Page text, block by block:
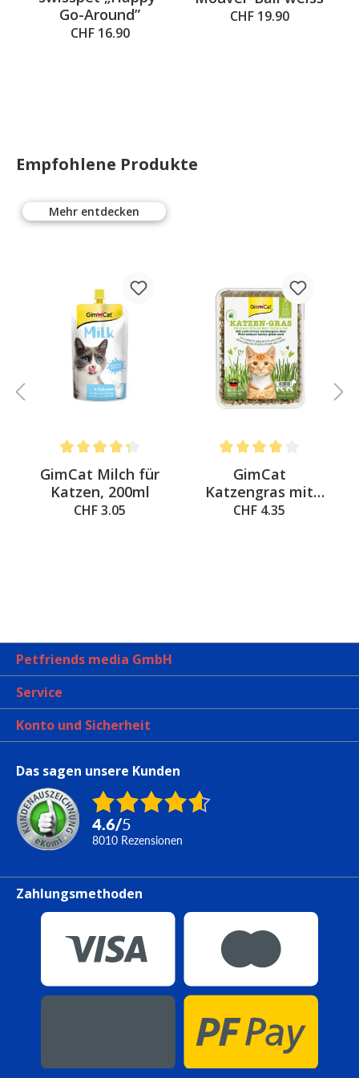
Go-Around”
CHF 16.90
CHF 19.90
Empfohlene Produkte
Mehr entdecken
GimCat Milch für
Katzen, 200ml
CHF 3.05
GimCat
Katzengras mit
natürlicher
CHF 4.35
Petfriends media GmbH
Service
Konto und Sicherheit
Das sagen unsere Kunden
4.6/5
8010 Rezensionen
Zahlungsmethoden